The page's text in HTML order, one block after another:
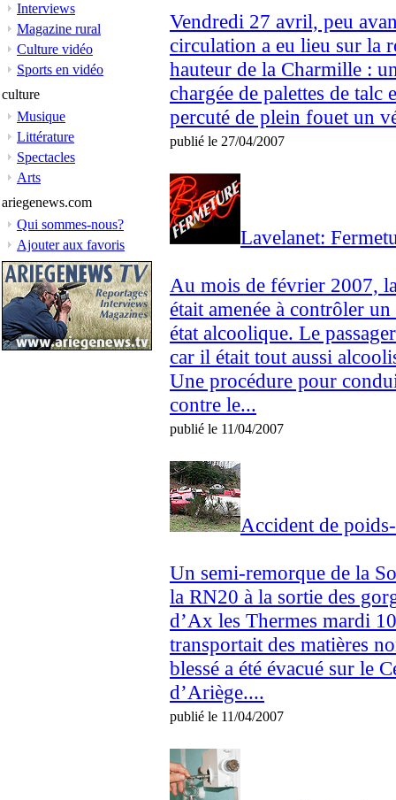
Interviews
Magazine rural
Culture vidéo
Sports en vidéo
culture
Musique
Littérature
Spectacles
Arts
ariegenews.com
Qui sommes-nous?
Ajouter aux favoris
Vendredi 27 avril, peu
circulation a eu lieu sur la
hauteur de la Charmille :
chargée de palettes de talc
percuté de plein fouet un
publié le 27/04/2007
Lavelanet:
Au mois de février 2007,
était amenée à contrôler
état alcoolique. Le
car il était tout aussi
Une procédure pour
contre le...
publié le 11/04/2007
Accident de
Un semi-remorque de la
la RN20 à la sortie des
d’Ax les Thermes mardi
transportait des matières
blessé a été évacué sur le
d’Ariège....
publié le 11/04/2007